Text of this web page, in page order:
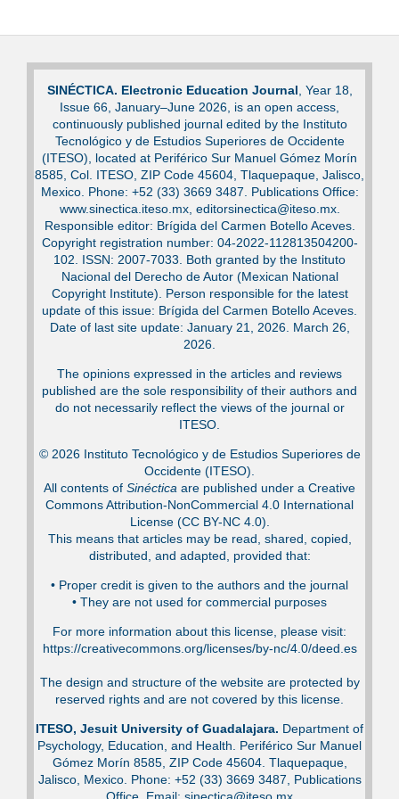
SINÉCTICA. Electronic Education Journal, Year 18,
Issue 66, January–June 2026, is an open access,
continuously published journal edited by the Instituto
Tecnológico y de Estudios Superiores de Occidente
(ITESO), located at Periférico Sur Manuel Gómez Morín
8585, Col. ITESO, ZIP Code 45604, Tlaquepaque, Jalisco,
Mexico. Phone: +52 (33) 3669 3487. Publications Office:
www.sinectica.iteso.mx, editorsinectica@iteso.mx.
Responsible editor: Brígida del Carmen Botello Aceves.
Copyright registration number: 04-2022-112813504200-
102. ISSN: 2007-7033. Both granted by the Instituto
Nacional del Derecho de Autor (Mexican National
Copyright Institute). Person responsible for the latest
update of this issue: Brígida del Carmen Botello Aceves.
Date of last site update: January 21, 2026. March 26,
2026.
The opinions expressed in the articles and reviews
published are the sole responsibility of their authors and
do not necessarily reflect the views of the journal or
ITESO.
© 2026 Instituto Tecnológico y de Estudios Superiores de
Occidente (ITESO).
All contents of Sinéctica are published under a Creative
Commons Attribution-NonCommercial 4.0 International
License (CC BY-NC 4.0).
This means that articles may be read, shared, copied,
distributed, and adapted, provided that:
•⁠ Proper credit is given to the authors and the journal
•⁠ They are not used for commercial purposes
For more information about this license, please visit:
https://creativecommons.org/licenses/by-nc/4.0/deed.es
The design and structure of the website are protected by
reserved rights and are not covered by this license.
ITESO, Jesuit University of Guadalajara. Department of
Psychology, Education, and Health. Periférico Sur Manuel
Gómez Morín 8585, ZIP Code 45604. Tlaquepaque,
Jalisco, Mexico. Phone: +52 (33) 3669 3487, Publications